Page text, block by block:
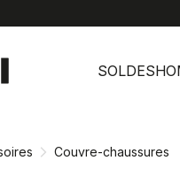
SOLDES
Couvre-chaussures